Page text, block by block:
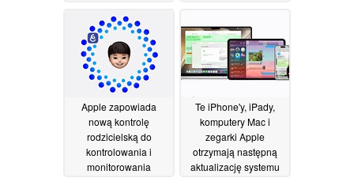
Apple zapowiada
nową kontrolę
rodzicielską do
kontrolowania i
monitorowania
Te iPhone'y, iPady,
komputery Mac i
zegarki Apple
otrzymają następną
aktualizację systemu